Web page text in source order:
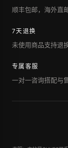
顺丰包邮，海外直
7天退换
未使用商品支持退
专属客服
一对一咨询搭配与